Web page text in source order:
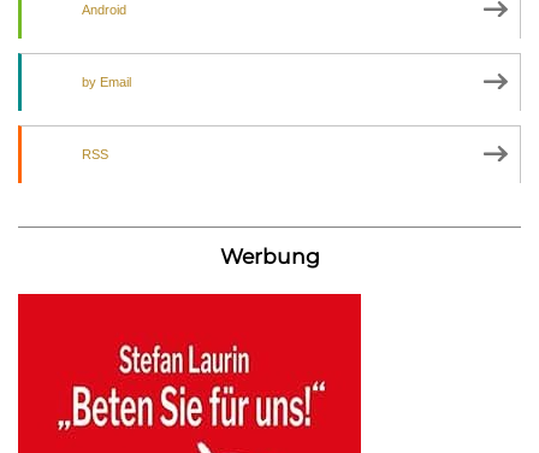
Android
by Email
RSS
Werbung